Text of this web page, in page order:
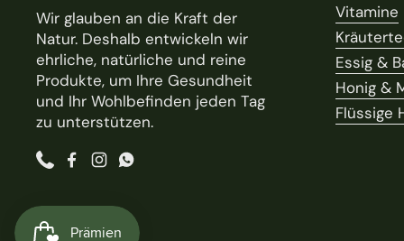
Wir glauben an die Kraft der
Natur. Deshalb entwickeln wir
ehrliche, natürliche und reine
Produkte, um Ihre Gesundheit
und Ihr Wohlbefinden jeden Tag
zu unterstützen.
PhoneFacebook
Instagram
WhatsApp
Vitamine
Essig &
Honig &
Flüssige